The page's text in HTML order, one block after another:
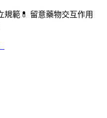
規範 💊 留意藥物交互作用